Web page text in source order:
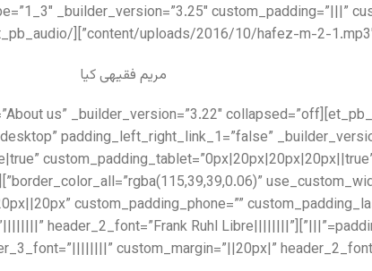
content/uploads/2016/10/hafez-m-2-1.mp3″ _builder_version=”4.5.7″
مریم فقیهی کیا
padding_left_right_link_1=”false”
custom_padding_phone=””
header_font=”||||||||” header_2_font=”Frank Ruhl Libre||||||||”
custom_margin=”||20px|”